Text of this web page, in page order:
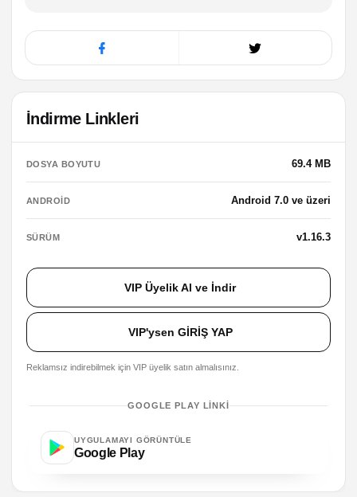
İndirme Linkleri
DOSYA BOYUTU 69.4 MB
ANDROID Android 7.0 ve üzeri
SÜRÜM v1.16.3
VIP Üyelik Al ve İndir
VIP'ysen GİRİŞ YAP
Reklamsız indirebilmek için VIP üyelik satın almalısınız.
GOOGLE PLAY LINKI
UYGULAMAYI GÖRÜNTÜLE
Google Play